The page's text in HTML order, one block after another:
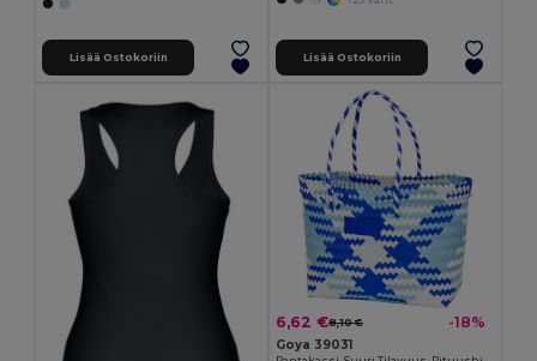
Lisää Ostokoriin Lisää Ostokoriin
6,62 €8,10 € -18%
Goya 39031